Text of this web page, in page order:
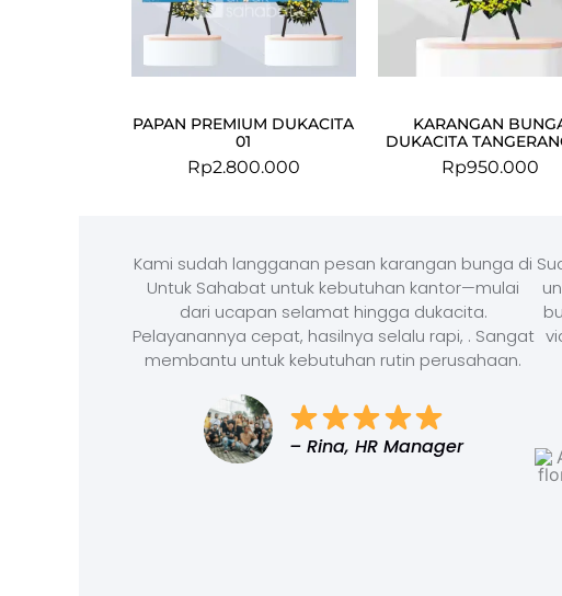
PAPAN PREMIUM DUKACITA
01
Rp2.800.000
KARANGAN
DUKACITA
Rp950.000
Kami sudah langganan pesan karangan bunga di
Untuk Sahabat untuk kebutuhan kantor—mulai
dari ucapan selamat hingga dukacita.
Pelayanannya cepat, hasilnya selalu rapi, . Sangat
membantu untuk kebutuhan rutin perusahaan.
– Rina, HR Manager